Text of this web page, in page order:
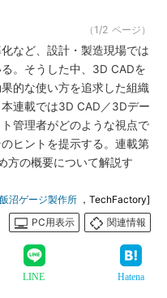
（1/2 ページ）
など、設計・製造現場では
。そうした中、3D CADを
的な使い方を追求した組織
連載では3D CAD／3Dデー
管理者がどのような視点で
ヒントを提示する。連載第
方の概要について解説す
沼ゲージ製作所 ，TechFactory]
PC用表示
関連情報
LINE Hatena